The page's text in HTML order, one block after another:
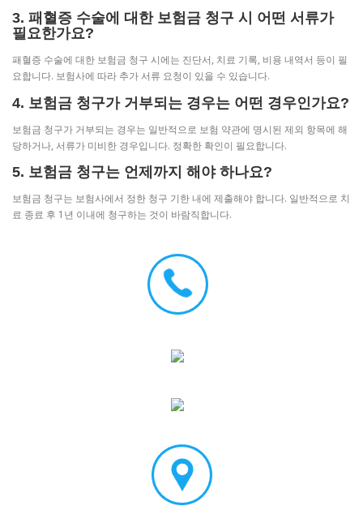
3. 패혈증 수술에 대한 보험금 청구 시 어떤 서류가
필요한가요?
패혈증 수술에 대한 보험금 청구 시에는 진단서, 치료 기록, 비용 내역서 등이 필
요합니다. 보험사에 따라 추가 서류 요청이 있을 수 있습니다.
4. 보험금 청구가 거부되는 경우는 어떤 경우인가요?
보험금 청구가 거부되는 경우는 일반적으로 보험 약관에 명시된 제외 항목에 해
당하거나, 서류가 미비한 경우입니다. 정확한 확인이 필요합니다.
5. 보험금 청구는 언제까지 해야 하나요?
보험금 청구는 보험사에서 정한 청구 기한 내에 제출해야 합니다. 일반적으로 치
료 종료 후 1년 이내에 청구하는 것이 바람직합니다.